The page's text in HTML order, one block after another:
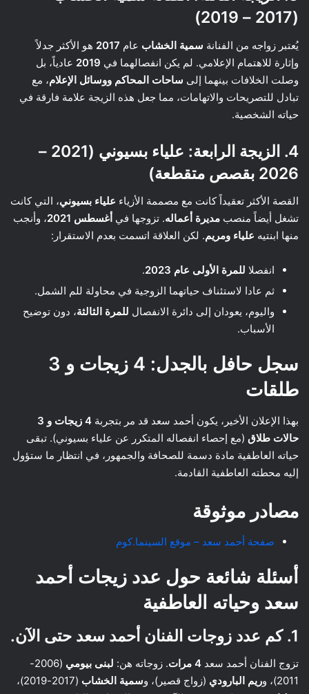
(2017 – 2019)
يُعتبر زواجه من الفنانة سمية الخشاب عام 2017 هو الأكثر جدلاً
وإثارة للاهتمام الإعلامي. لم يكن انفصالهما في 2019 عادياً، بل
وصلت الخلافات بينهما إلى ساحات المحاكم ووسائل الإعلام، مع
تبادل للتصريحات والاتهامات، مما جعل هذه الزيجة علامة فارقة في
حياته الشخصية.
4. الزيجة الرابعة: علياء بسيوني (2021 –
2026 بقصص متقطعة)
القصة الأكثر تعقيداً كانت مع مصممة الأزياء علياء بسيوني، التي كانت
تشغل أيضاً منصب مديرة أعماله. تزوجها في أغسطس 2021
، وأنجب
منها ابنتيه علياء ومريم. لكن العلاقة اتسمت بعدم الاستقرار:
انفصلا للمرة الأولى عام 2023
.
ثم عادا لاستئناف حياتهما الزوجية في محاولة للم الشمل.
واليوم، يعودان إلى دائرة الانفصال للمرة الثالثة، دون توضيح
الأسباب.
سجل حافل بالجدل: 4 زيجات و 3
طلقات
بهذا الإعلان الأخير، يكون أحمد سعد قد مر بتجربة
4 زيجات و 3
حالات طلاق (مع إحصاء انفصاله المتكرر عن علياء بسيوني). تبقى
حياته العاطفية مادة دسمة للصحافة والجمهور، في انتظار ما ستؤول
إليه محطته العاطفية القادمة.
مصادر موثوقة
صفحة أحمد سعد – موقع السينما.كوم
أسئلة شائعة حول عدد زيجات أحمد
سعد وحياته العاطفية
1. كم عدد زوجات الفنان أحمد سعد حتى الآن.
تزوج الفنان أحمد سعد 4 مرات . زوجاته هن: لبنى بيومي
(2006-
2011)، و
ريم البارودي (زواج قصير)، وسمية الخشاب
(2017-2019)،